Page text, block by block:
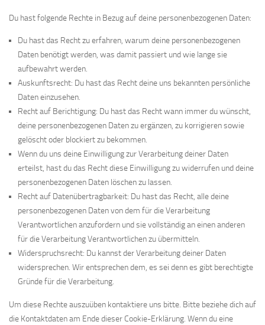
Du hast folgende Rechte in Bezug auf deine personenbezogenen Daten:
Du hast das Recht zu erfahren, warum deine personenbezogenen
Daten benötigt werden, was damit passiert und wie lange sie
aufbewahrt werden.
Auskunftsrecht: Du hast das Recht deine uns bekannten persönliche
Daten einzusehen.
Recht auf Berichtigung: Du hast das Recht wann immer du wünscht,
deine personenbezogenen Daten zu ergänzen, zu korrigieren sowie
gelöscht oder blockiert zu bekommen.
Wenn du uns deine Einwilligung zur Verarbeitung deiner Daten
erteilst, hast du das Recht diese Einwilligung zu widerrufen und deine
personenbezogenen Daten löschen zu lassen.
Recht auf Datenübertragbarkeit: Du hast das Recht, alle deine
personenbezogenen Daten von dem für die Verarbeitung
Verantwortlichen anzufordern und sie vollständig an einen anderen
für die Verarbeitung Verantwortlichen zu übermitteln.
Widerspruchsrecht: Du kannst der Verarbeitung deiner Daten
widersprechen. Wir entsprechen dem, es sei denn es gibt berechtigte
Gründe für die Verarbeitung.
Um diese Rechte auszuüben kontaktiere uns bitte. Bitte beziehe dich auf
die Kontaktdaten am Ende dieser Cookie-Erklärung. Wenn du eine